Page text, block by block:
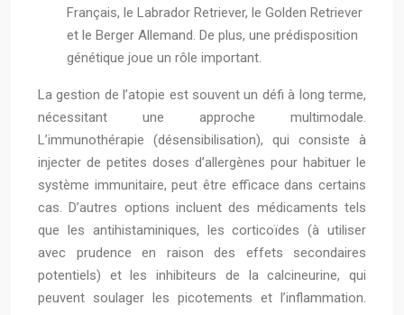
Français, le Labrador Retriever, le Golden Retriever
et le Berger Allemand. De plus, une prédisposition
génétique joue un rôle important.
La gestion de l’atopie est souvent un défi à long terme,
nécessitant une approche multimodale.
L’immunothérapie (désensibilisation), qui consiste à
injecter de petites doses d’allergènes pour habituer le
système immunitaire, peut être efficace dans certains
cas. D’autres options incluent des médicaments tels
que les antihistaminiques, les corticoïdes (à utiliser
avec prudence en raison des effets secondaires
potentiels) et les inhibiteurs de la calcineurine, qui
peuvent soulager les picotements et l’inflammation.